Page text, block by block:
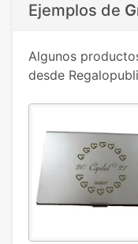
Ejemplos de
Algunos
desde